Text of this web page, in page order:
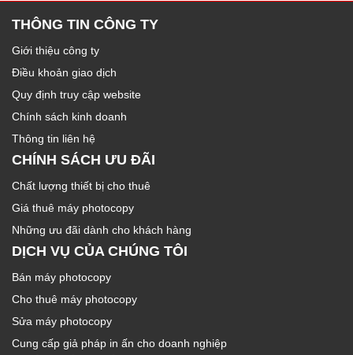
THÔNG TIN CÔNG TY
Giới thiệu công ty
Điều khoản giao dịch
Quy định truy cập website
Chính sách kinh doanh
Thông tin liên hệ
CHÍNH SÁCH ƯU ĐÃI
Chất lượng thiết bị cho thuê
Giá thuê máy photocopy
Những ưu đãi dành cho khách hàng
DỊCH VỤ CỦA CHÚNG TÔI
Bán máy photocopy
Cho thuê máy photocopy
Sửa máy photocopy
Cung cấp giả pháp in ấn cho doanh nghiệp